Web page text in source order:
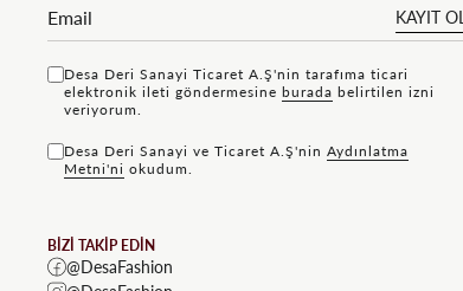
KAYIT OL
Desa Deri Sanayi Ticaret A.Ş'nin tarafıma ticari
elektronik ileti göndermesine bu rada belirtilen izni
veriyorum.
Desa Deri Sanayi ve Ticaret A.Ş'nin Aydınlatma
Metni'ni okudum.
BİZİ TAKİP EDİN
@DesaFashion